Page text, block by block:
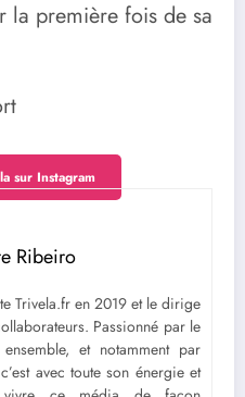
la première fois de sa
sur Instagram
Ribeiro
Trivela.fr en 2019 et le dirige
Passionné par le
et notamment par
avec toute son énergie et